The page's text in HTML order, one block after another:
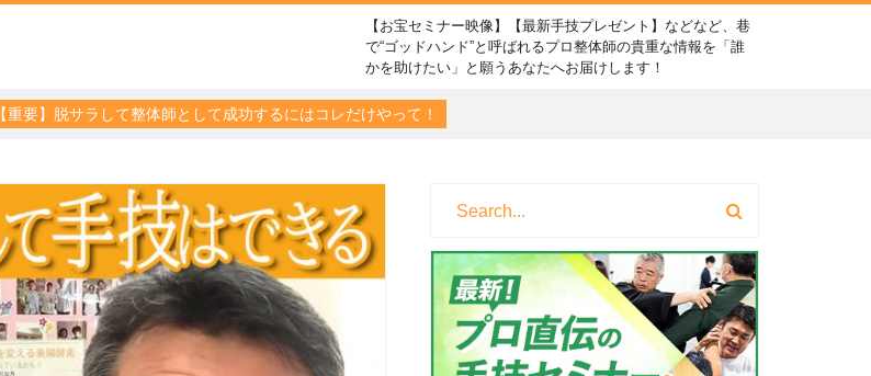
【お宝セミナー映像】【最新手技プレゼント】などなど、巷
で“ゴッドハンド”と呼ばれるプロ整体師の貴重な情報を「誰
かを助けたい」と願うあなたへお届けします！
【重要】脱サラして整体師として成功するにはコレだけやって！